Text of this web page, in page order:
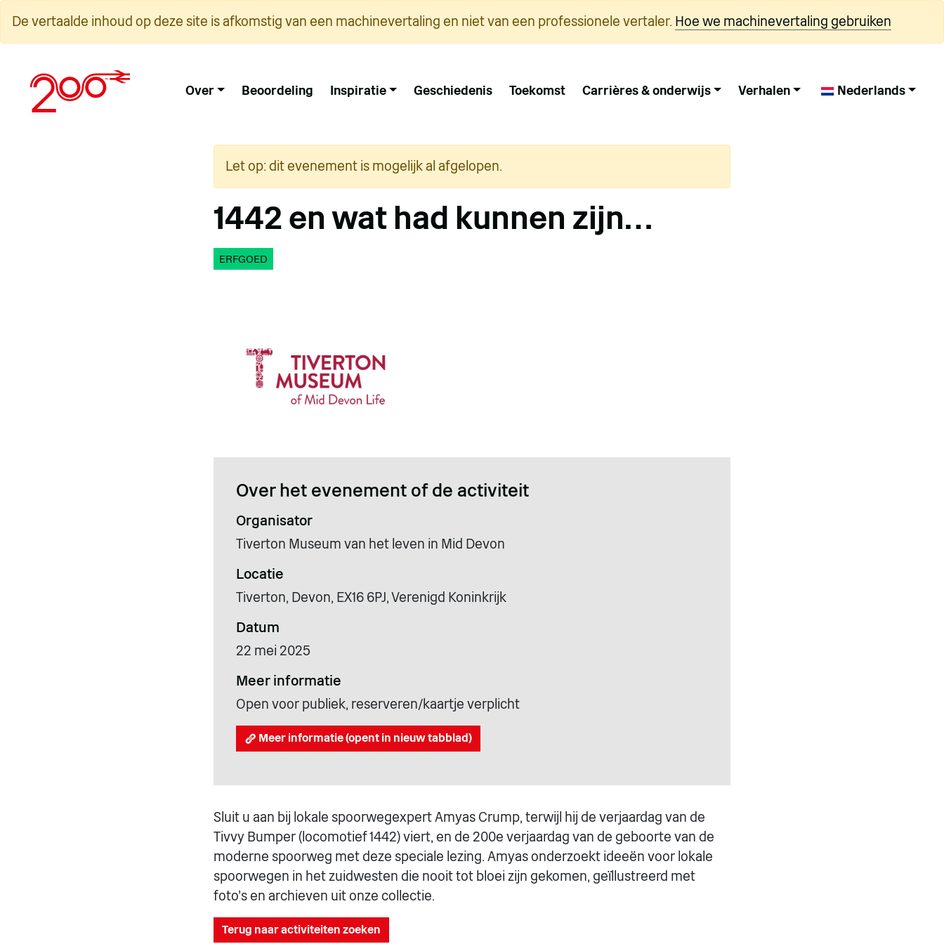
naar
inhoud
De vertaalde inhoud op deze site is afkomstig van een machinevertaling en niet van een professionele vertaler. Hoe we machinevertaling gebruiken
Over Beoordeling Inspiratie Geschiedenis Toekomst Carrières & onderwijs Verhalen Nederlands
Let op: dit evenement is mogelijk al afgelopen.
1442 en wat had kunnen zijn…
ERFGOED
Over het evenement of de activiteit
Organisator
Tiverton Museum van het leven in Mid Devon
Locatie
Tiverton, Devon, EX16 6PJ, Verenigd Koninkrijk
Datum
22 mei 2025
Meer informatie
Open voor publiek, reserveren/kaartje verplicht
Meer informatie (opent in nieuw tabblad)
Sluit u aan bij lokale spoorwegexpert Amyas Crump, terwijl hij de verjaardag van de
Tivvy Bumper (locomotief 1442) viert, en de 200e verjaardag van de geboorte van de
moderne spoorweg met deze speciale lezing. Amyas onderzoekt ideeën voor lokale
spoorwegen in het zuidwesten die nooit tot bloei zijn gekomen, geïllustreerd met
foto's en archieven uit onze collectie.
Terug naar activiteiten zoeken